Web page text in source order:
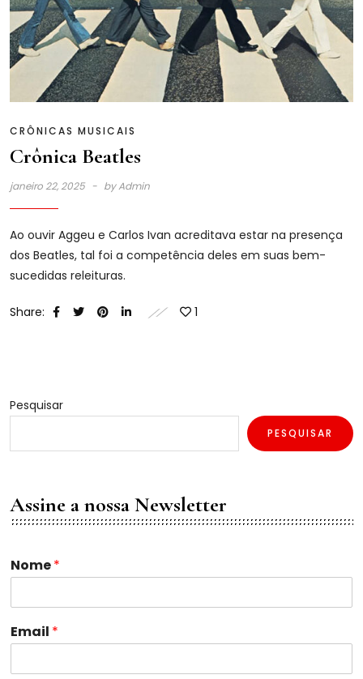
CRÔNICAS MUSICAIS
Crônica Beatles
janeiro 22, 2025 byAdmin
Ao ouvir Aggeu e Carlos Ivan acreditava estar na presença
dos Beatles, tal foi a competência deles em suas bem-
sucedidas releituras.
Share: 1
Pesquisar
PESQUISAR
Assine a nossa Newsletter
Nome*
*
E
a
Email *